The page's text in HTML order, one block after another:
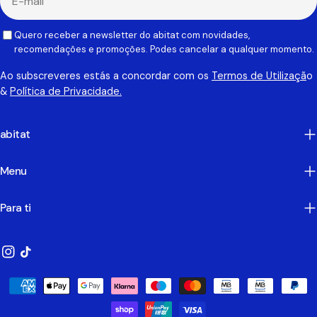
mail
Quero receber a newsletter do abitat com novidades,
recomendações e promoções. Podes cancelar a qualquer momento.
Ao subscreveres estás a concordar com os Termos de Utilização
& Política de Privacidade.
abitat
Menu
Para ti
Instagram
TikTok
Métodos